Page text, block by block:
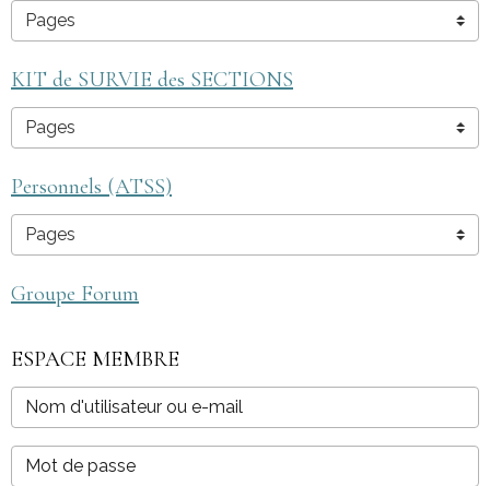
KIT de SURVIE des SECTIONS
Personnels (ATSS)
Groupe Forum
ESPACE MEMBRE